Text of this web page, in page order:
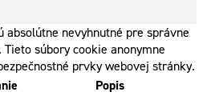
absolútne nevyhnutné pre správne
súbory cookie anonymne
prvky webovej stránky.
Popis